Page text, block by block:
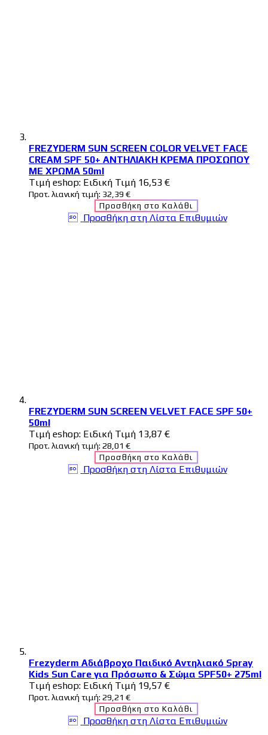
FREZYDERM SUN SCREEN COLOR VELVET FACE
CREAM SPF 50+ ΑΝΤΗΛΙΑΚΗ ΚΡΕΜΑ ΠΡΟΣΩΠΟΥ
ΜΕ ΧΡΩΜΑ 50ml
Tιμή eshop: Ειδική Τιμή 16,53 €
Προτ. λιανική τιμή: 32,39 €
Προσθήκη στο Καλάθι
Προσθήκη στη Λίστα Επιθυμιών
FREZYDERM SUN SCREEN VELVET FACE SPF 50+
50ml
Tιμή eshop: Ειδική Τιμή 13,87 €
Προτ. λιανική τιμή: 28,01 €
Προσθήκη στο Καλάθι
Προσθήκη στη Λίστα Επιθυμιών
Frezyderm Αδιάβροχο Παιδικό Αντηλιακό Spray
Kids Sun Care για Πρόσωπο & Σώμα SPF50+ 275ml
Tιμή eshop: Ειδική Τιμή 19,57 €
Προτ. λιανική τιμή: 29,21 €
Προσθήκη στο Καλάθι
Προσθήκη στη Λίστα Επιθυμιών